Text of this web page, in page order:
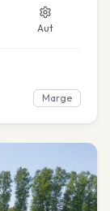
Aut
Marge